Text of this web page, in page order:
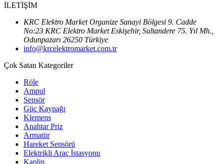
İLETİŞİM
KRC Elektro Market Organize Sanayi Bölgesi 9. Cadde
No:23 KRC Elektro Market Eskişehir, Sultandere 75. Yıl Mh.,
Odunpazarı 26250 Türkiye
info@krcelektromarket.com.tr
Çok Satan Kategoriler
Röle
Ampul
Sensör
Güç Kaynağı
Klemens
Anahtar Priz
Armatür
Hareket Sensörü
Elektrikli Araç İstasyonu
Kaplin